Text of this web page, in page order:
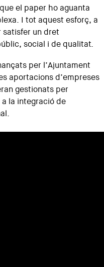
el paper ho aguanta
I tot aquest esforç, a
satisfer un dret
social i de qualitat.
per l’Ajuntament
aportacions d’empreses
gestionats per
la integració de